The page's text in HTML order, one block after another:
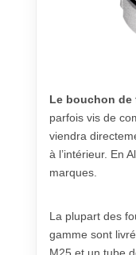
Le bouchon de
parfois vis de
viendra
à l’intérieur. En
marques.
La plupart des
gamme sont
M25 et un tube